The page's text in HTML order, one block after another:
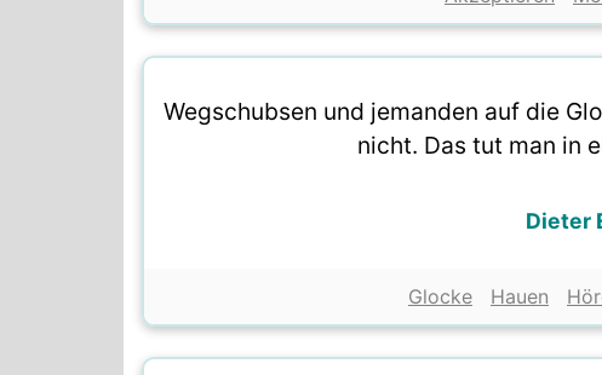
Wegschubsen und jemanden auf die
nicht. Das tut man in
Dieter
Glocke Hauen